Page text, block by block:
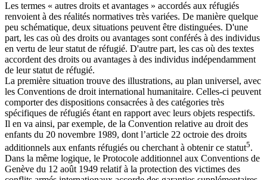
Les termes « autres droits et avantages » accordés aux réfugiés
renvoient à des réalités normatives très variées. De manière quelque
peu schématique, deux situations peuvent être distinguées. D'une
part, les cas où des droits ou avantages sont conférés à des individus
en vertu de leur statut de réfugié. D'autre part, les cas où des textes
accordent des droits ou avantages à des individus indépendamment
de leur statut de réfugié.
La première situation trouve des illustrations, au plan universel, avec
les Conventions de droit international humanitaire. Celles-ci peuvent
comporter des dispositions consacrées à des catégories très
spécifiques de réfugiés étant en rapport avec leurs objets respectifs.
Il en va ainsi, par exemple, de la Convention relative au droit des
enfants du 20 novembre 1989, dont l’article 22 octroie des droits
additionnels aux enfants réfugiés ou cherchant à obtenir ce statut5.
Dans la même logique, le Protocole additionnel aux Conventions de
Genève du 12 août 1949 relatif à la protection des victimes des